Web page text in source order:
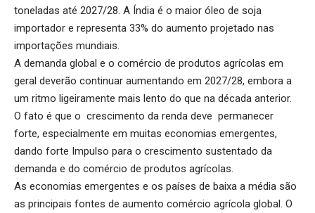
toneladas até 2027/28. A Índia é o maior óleo de soja
importador e representa 33% do aumento projetado nas
importações mundiais.
A demanda global e o comércio de produtos agrícolas em
geral deverão continuar aumentando em 2027/28, embora a
um ritmo ligeiramente mais lento do que na década anterior.
O fato é que o crescimento da renda deve permanecer
forte, especialmente em muitas economias emergentes,
dando forte Impulso para o crescimento sustentado da
demanda e do comércio de produtos agrícolas.
As economias emergentes e os países de baixa a média são
as principais fontes de aumento comércio agrícola global. O